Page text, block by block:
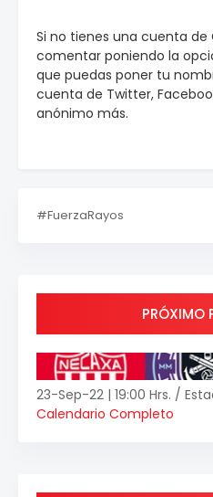
Si no tienes una cuenta de
comentar poniendo la
que puedas poner tu
cuenta de Twitter,
anónimo más.
#FuerzaRayos
PRÓXIMO
23-Sep-22 | 19:00 Hrs. /
Calendario Completo